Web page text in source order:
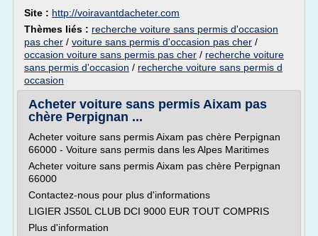
Site : http://voiravantdacheter.com
Thèmes liés : recherche voiture sans permis d'occasion
pas cher / voiture sans permis d'occasion pas cher /
occasion voiture sans permis pas cher / recherche voiture
sans permis d'occasion / recherche voiture sans permis d
occasion
Acheter voiture sans permis Aixam pas
chère Perpignan ...
Acheter voiture sans permis Aixam pas chère Perpignan
66000 - Voiture sans permis dans les Alpes Maritimes
Acheter voiture sans permis Aixam pas chère Perpignan
66000
Contactez-nous pour plus d'informations
LIGIER JS50L CLUB DCI 9000 EUR TOUT COMPRIS
Plus d'information